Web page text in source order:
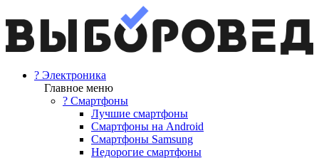
? Электроника
Главное меню
? Смартфоны
Лучшие смартфоны
Смартфоны на Android
Смартфоны Samsung
Недорогие смартфоны